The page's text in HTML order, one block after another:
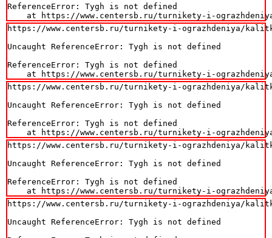
ReferenceError: Tygh is not defined
at https://www.centersb.ru/turnikety-i-
https://www.centersb.ru/turnikety-i-ograzhdeniya/
Uncaught ReferenceError: Tygh is not defined
ReferenceError: Tygh is not defined
at https://www.centersb.ru/turnikety-i-
https://www.centersb.ru/turnikety-i-ograzhdeniya/
Uncaught ReferenceError: Tygh is not defined
ReferenceError: Tygh is not defined
at https://www.centersb.ru/turnikety-i-
https://www.centersb.ru/turnikety-i-ograzhdeniya/
Uncaught ReferenceError: Tygh is not defined
ReferenceError: Tygh is not defined
at https://www.centersb.ru/turnikety-i-
https://www.centersb.ru/turnikety-i-ograzhdeniya/
Uncaught ReferenceError: Tygh is not defined